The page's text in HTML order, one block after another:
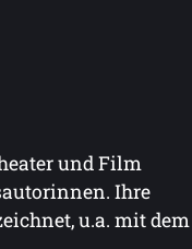
und Film
Ihre
u.a. mit dem